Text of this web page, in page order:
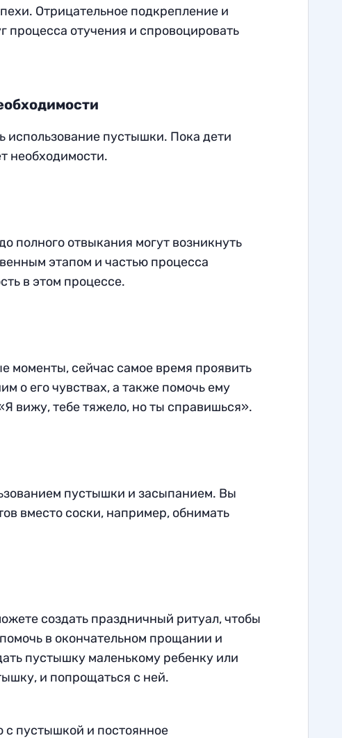
Отрицательное подкрепление и
процесса отучения и спровоцировать
использование пустышки. Пока дети
необходимости.
полного отвыкания могут возникнуть
этапом и частью процесса
в этом процессе.
моменты, сейчас самое время проявить
о его чувствах, а также помочь ему
вижу, тебе тяжело, но ты справишься».
пустышки и засыпанием. Вы
вместо соски, например, обнимать
создать праздничный ритуал, чтобы
в окончательном прощании и
пустышку маленькому ребенку или
и попрощаться с ней.
с пустышкой и постоянное